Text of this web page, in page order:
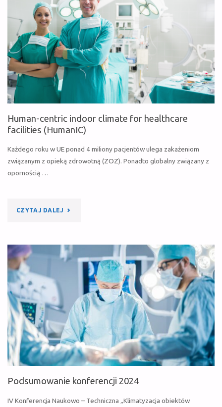
W
SALI
OPERACYJNEJ
NA
ODCZUCIA
PACJENTÓW?"
Human-centric indoor climate for healthcare
facilities (HumanIC)
Każdego roku w UE ponad 4 miliony pacjentów ulega zakażeniom
związanym z opieką zdrowotną (ZOZ). Ponadto globalny związany z
opornością …
CZYTAJ DALEJ "HUMAN-
INDOOR
CLIMATE
HEALTHCARE
FACILITIES
(HUMANIC)"
Podsumowanie konferencji 2024
IV Konferencja Naukowo – Techniczna „Klimatyzacja obiektów